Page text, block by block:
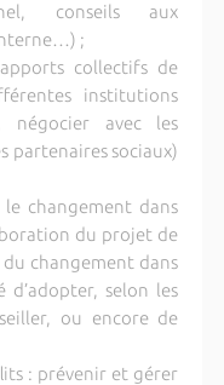
conseils aux
;
collectifs de
institutions
négocier avec les
partenaires sociaux)
changement dans
du projet de
changement dans
d’adopter, selon les
ou encore de
: prévenir et gérer